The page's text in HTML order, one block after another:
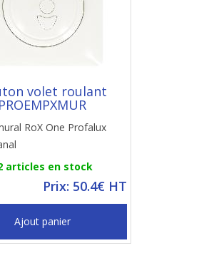
volet roulant
PROEMPXMUR
RoX One Profalux
articles en stock
Prix: 50.4€ HT
Ajout panier